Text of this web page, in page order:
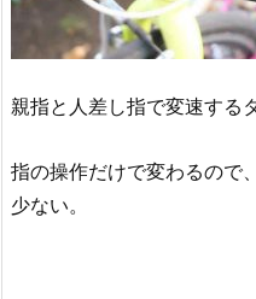
親指と人差し指で変速する
指の操作だけで変わるので
少ない。